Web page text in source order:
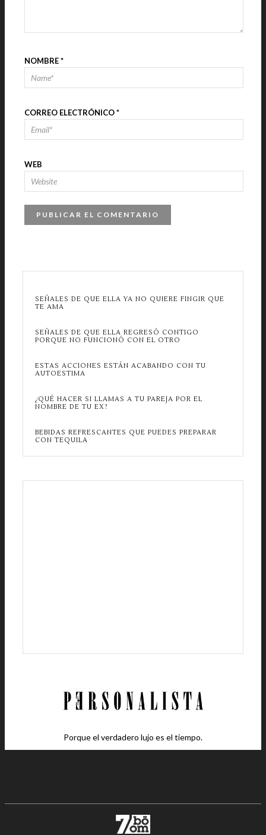
NOMBRE*
CORREO ELECTRÓNICO*
WEB
SEÑALES DE QUE ELLA YA NO QUIERE FINGIR QUE
TE AMA
SEÑALES DE QUE ELLA REGRESÓ CONTIGO
PORQUE NO FUNCIONÓ CON EL OTRO
ESTAS ACCIONES ESTÁN ACABANDO CON TU
AUTOESTIMA
¿QUÉ HACER SI LLAMAS A TU PAREJA POR EL
NOMBRE DE TU EX?
BEBIDAS REFRESCANTES QUE PUEDES PREPARAR
CON TEQUILA
Porque el verdadero lujo es el tiempo.